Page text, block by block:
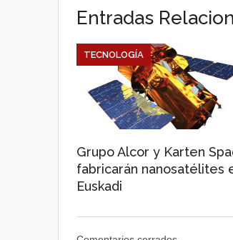
Entradas
Grupo Alcor y Karten
fabricarán nanosatélites
Euskadi
TECNOLOGÍA